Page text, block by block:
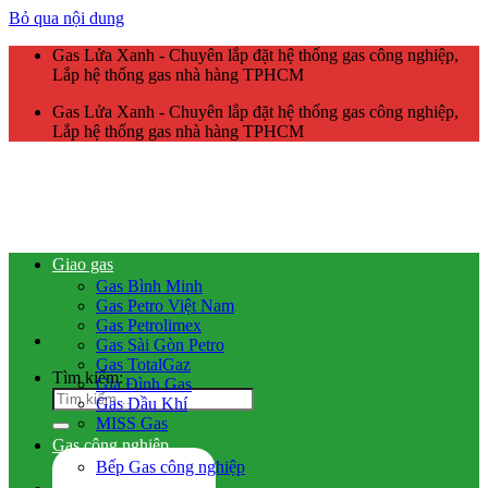
Bỏ qua nội dung
Gas Lửa Xanh - Chuyên lắp đặt hệ thống gas công nghiệp,
Lắp hệ thống gas nhà hàng TPHCM
Gas Lửa Xanh - Chuyên lắp đặt hệ thống gas công nghiệp,
Lắp hệ thống gas nhà hàng TPHCM
Tìm kiếm:
Giao gas
Gas Bình Minh
Gas Petro Việt Nam
Gas Petrolimex
Gas Sài Gòn Petro
Gas TotalGaz
Gia Đình Gas
Gas Dầu Khí
MISS Gas
Gas công nghiệp
Bếp Gas công nghiệp